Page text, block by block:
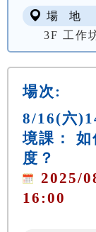
場 地
3F 工作
場次:
8/16(六
境課：
度？
2025/
16:00